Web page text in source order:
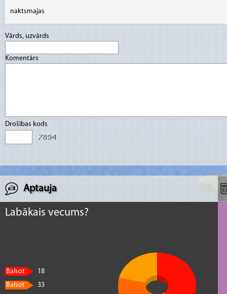
naktsmajas
Vārds, uzvārds
Komentārs
Drošības kods
Aptauja
Labākais vecums?
Balsot
18
Balsot
33